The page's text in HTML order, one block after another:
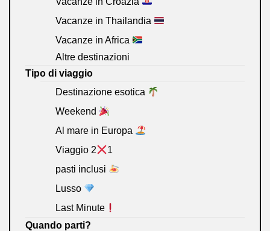
Vacanze in Thailandia
Vacanze in Africa
Altre destinazioni
Tipo di viaggio
Destinazione esotica
Weekend
Al mare in Europa
Viaggio 2
1
pasti inclusi
Lusso
Last Minute
Quando parti?